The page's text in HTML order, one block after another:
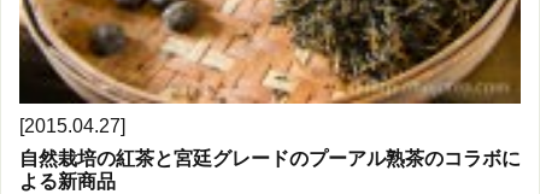
[2015.04.27]
自然栽培の紅茶と宮廷グレードのプーアル熟茶のコラボに
よる新商品